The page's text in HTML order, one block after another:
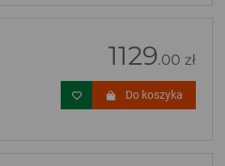
1129.00 zł
Do koszyka